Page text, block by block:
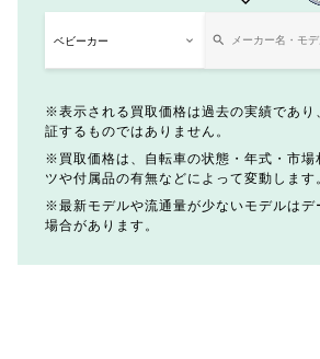
表示される買取価格は過去の実績であ
証するものではありません。
買取価格は、自転車の状態・年式・市場
ツや付属品の有無などによって変動します
最新モデルや流通量が少ないモデルは
場合があります。